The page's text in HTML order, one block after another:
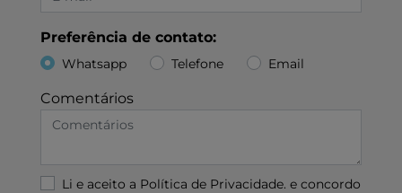
Preferência de contato:
Whatsapp Telefone Email
Comentários
Li e aceito a Política de Privacidade. e concordo